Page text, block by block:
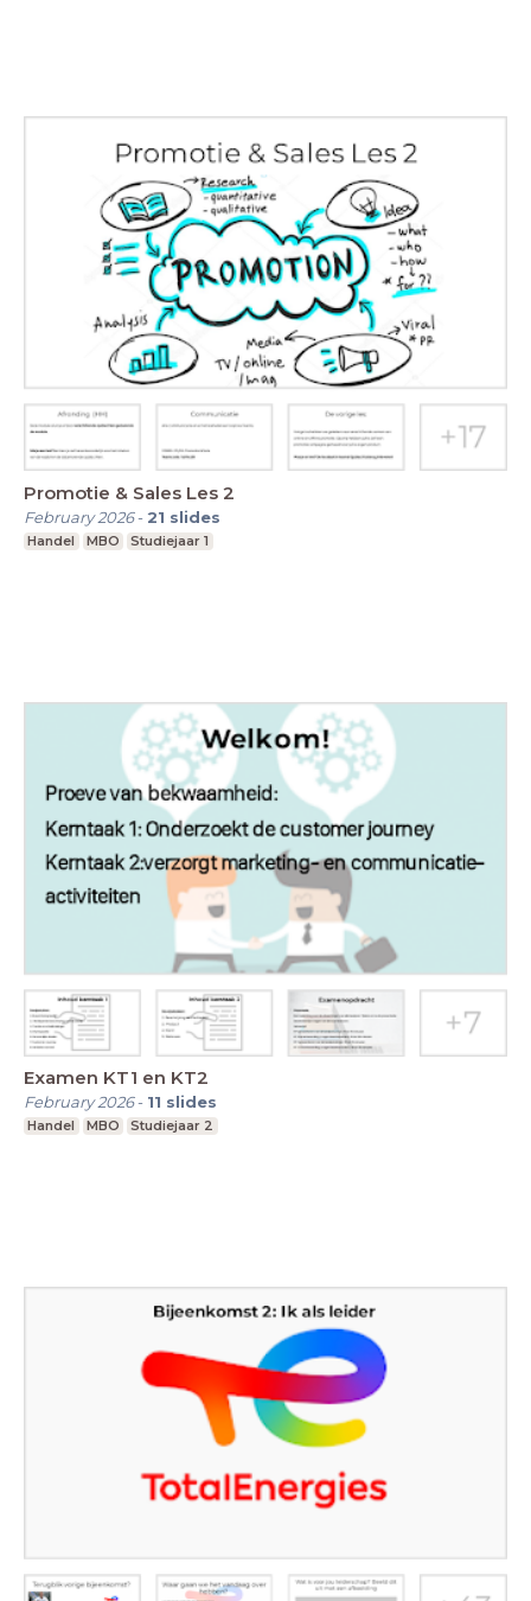
Promotie & Sales Les 2
February 2026- 21 slides
Handel MBO Studiejaar 1
Examen KT1 en KT2
February 2026- 11 slides
Handel MBO Studiejaar 2